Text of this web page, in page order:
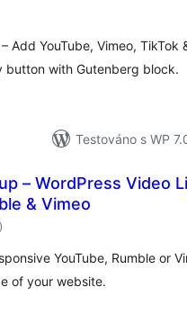
Add YouTube, Vimeo, TikTok
button with Gutenberg block.
Testováno s WP
– WordPress Video
& Vimeo
celkové
hodnocení
)
YouTube, Rumble or
of your website.